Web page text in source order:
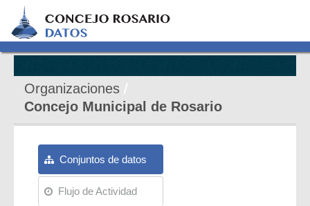
Organizaciones
Concejo Municipal de Rosario
Conjuntos de datos
Flujo de Actividad